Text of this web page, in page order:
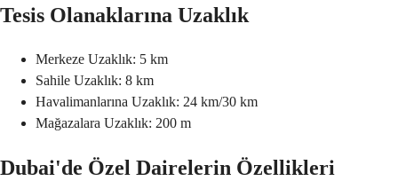
Tesis Olanaklarına Uzaklık
Merkeze Uzaklık: 5 km
Sahile Uzaklık: 8 km
Havalimanlarına Uzaklık: 24 km/30 km
Mağazalara Uzaklık: 200 m
Dubai'de Özel Dairelerin Özellikleri